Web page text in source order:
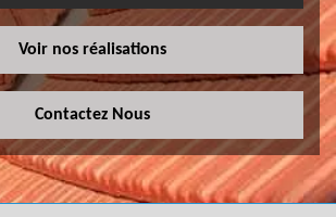
Voir nos réalisations
Contactez Nous